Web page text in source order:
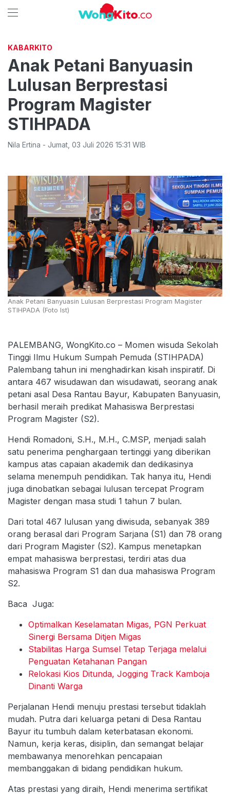
KABARKITO
Anak Petani Banyuasin
Lulusan Berprestasi
Program Magister
STIHPADA
Nila Ertina - Jumat 03 Juli 2026 15:31 WIB
Anak Petani Banyuasin Lulusan Berprestasi Program Magister
STIHPADA (Foto Ist)
PALEMBANG, WongKito.co – Momen wisuda Sekolah
Tinggi Ilmu Hukum Sumpah Pemuda (STIHPADA)
Palembang tahun ini menghadirkan kisah inspiratif. Di
antara 467 wisudawan dan wisudawati, seorang anak
petani asal Desa Rantau Bayur, Kabupaten Banyuasin,
berhasil meraih predikat Mahasiswa Berprestasi
Program Magister (S2).
Hendi Romadoni, S.H., M.H., C.MSP, menjadi salah
satu penerima penghargaan tertinggi yang diberikan
kampus atas capaian akademik dan dedikasinya
selama menempuh pendidikan. Tak hanya itu, Hendi
juga dinobatkan sebagai lulusan tercepat Program
Magister dengan masa studi 1 tahun 7 bulan.
Dari total 467 lulusan yang diwisuda, sebanyak 389
orang berasal dari Program Sarjana (S1) dan 78 orang
dari Program Magister (S2). Kampus menetapkan
empat mahasiswa berprestasi, terdiri atas dua
mahasiswa Program S1 dan dua mahasiswa Program
S2.
Baca Juga:
Optimalkan Keselamatan Migas, PGN Perkuat
Sinergi Bersama Ditjen Migas
Stabilitas Harga Sumsel Tetap Terjaga melalui
Penguatan Ketahanan Pangan
Relokasi Kios Ditunda, Jogging Track Kamboja
Dinanti Warga
Perjalanan Hendi menuju prestasi tersebut tidaklah
mudah. Putra dari keluarga petani di Desa Rantau
Bayur itu tumbuh dalam keterbatasan ekonomi.
Namun, kerja keras, disiplin, dan semangat belajar
membawanya menorehkan pencapaian
membanggakan di bidang pendidikan hukum.
Atas prestasi yang diraih, Hendi menerima sertifikat